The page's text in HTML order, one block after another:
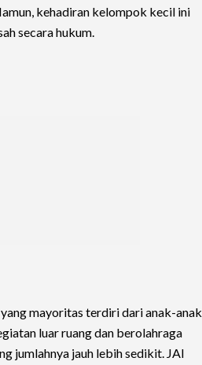
kehadiran kelompok kecil ini
secara hukum.
mayoritas terdiri dari anak-anak
luar ruang dan berolahraga
jumlahnya jauh lebih sedikit. JAI